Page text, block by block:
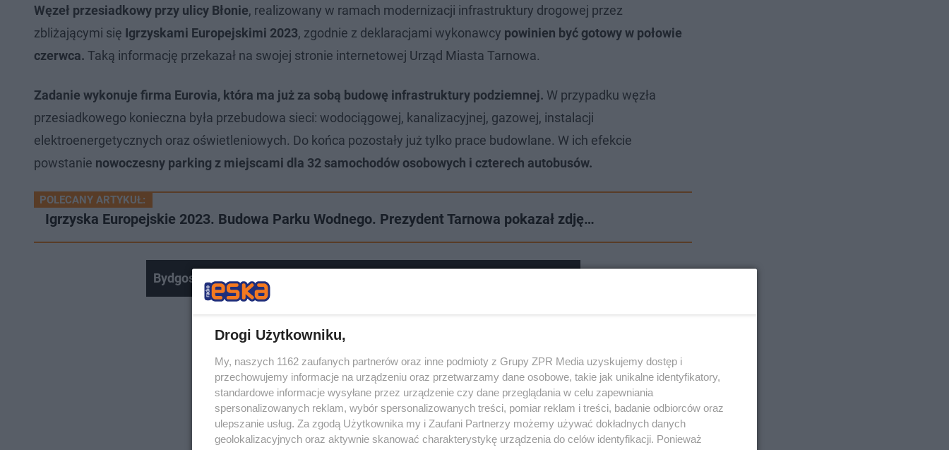
Węzeł przesiadkowy przy ulicy Błonie, realizowany w ramach modernizacji infrastruktury drogowej przez
zbliżającymi się Igrzyskami Europejskimi 2023, zgodnie z deklaracjami wykonawcy powinien być gotowy w połowie
czerwca. Taką informację przekazał na swojej stronie internetowej Urząd Miasta Tarnowa.
Zadanie wykonuje firma Eurovia, która ma już za sobą budowę infrastruktury podziemnej. W przypadku węzła
przesiadkowego konieczna była przebudowa sieci: wodociągowej, kanalizacyjnej, gazowej, instalacji
elektroenergetycznych oraz oświetleniowych. Do końca pozostały już tylko prace budowlane. W ich efekcie
powstanie nowoczesny parking z miejscami dla 32 samochodów osobowych i czterech autobusów.
POLECANY ARTYKUŁ:
Igrzyska Europejskie 2023. Budowa Parku Wodnego. Prezydent Tarnowa pokazał zdję…
Bydgoski Festiwal Roślin przyciągnął tłumy
Drogi Użytkowniku,
My, naszych 1162 zaufanych partnerów oraz inne podmioty z Grupy ZPR Media uzyskujemy dostęp i
przechowujemy informacje na urządzeniu oraz przetwarzamy dane osobowe, takie jak unikalne identyfikatory,
standardowe informacje wysyłane przez urządzenie czy dane przeglądania w celu zapewniania
spersonalizowanych reklam, wybór spersonalizowanych treści, pomiar reklam i treści, badanie odbiorców oraz
ulepszanie usług. Za zgodą Użytkownika my i Zaufani Partnerzy możemy używać dokładnych danych
geolokalizacyjnych oraz aktywnie skanować charakterystykę urządzenia do celów identyfikacji. Ponieważ